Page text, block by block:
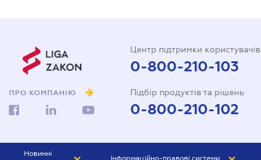
ПРО КОМПАНІЮ
Центр підтримки користувачів
0-800-210-103
Підбір продуктів та рішень
0-800-210-102
Новинні
Інформаційно-правові системи